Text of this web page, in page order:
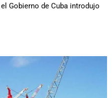
Gobierno de Cuba introdujo